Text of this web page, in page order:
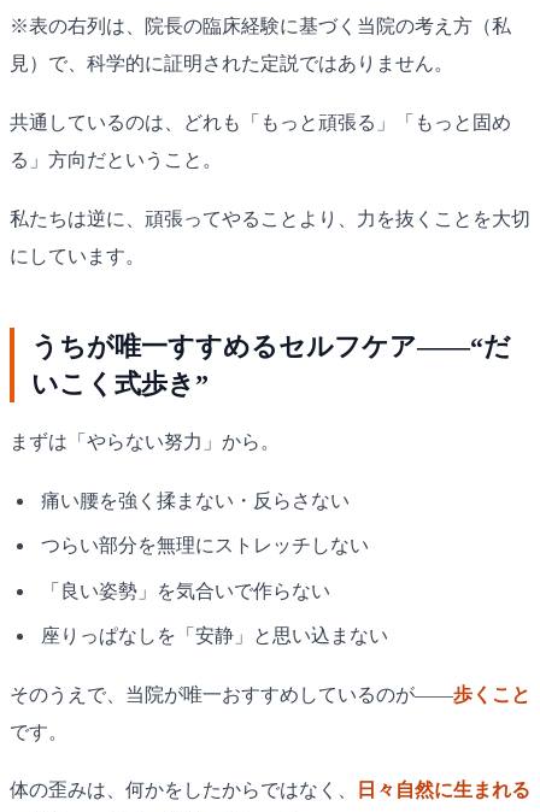
※表の右列は、院長の臨床経験に基づく当院の考え方（私
見）で、科学的に証明された定説ではありません。
共通しているのは、どれも「もっと頑張る」「もっと固め
る」方向だということ。
私たちは逆に、頑張ってやることより、力を抜くことを大切
にしています。
うちが唯一すすめるセルフケア——“だ
いこく式歩き”
まずは「やらない努力」から。
痛い腰を強く揉まない・反らさない
つらい部分を無理にストレッチしない
「良い姿勢」を気合いで作らない
座りっぱなしを「安静」と思い込まない
そのうえで、当院が唯一おすすめしているのが——歩くこと
です。
体の歪みは、何かをしたからではなく、
日々自然に生まれる